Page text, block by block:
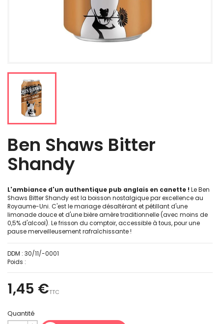
Ben Shaws Bitter
Shandy
L'ambiance d'un authentique pub anglais en canette ! Le Ben
Shaws Bitter Shandy est la boisson nostalgique par excellence au
Royaume-Uni. C'est le mariage désaltérant et pétillant d'une
limonade douce et d'une bière amère traditionnelle (avec moins de
0,5% d'alcool). Le frisson du comptoir, accessible à tous, pour une
pause merveilleusement rafraîchissante !
DDM : 30/11/-0001
Poids :
1,45 €TTC
Quantité